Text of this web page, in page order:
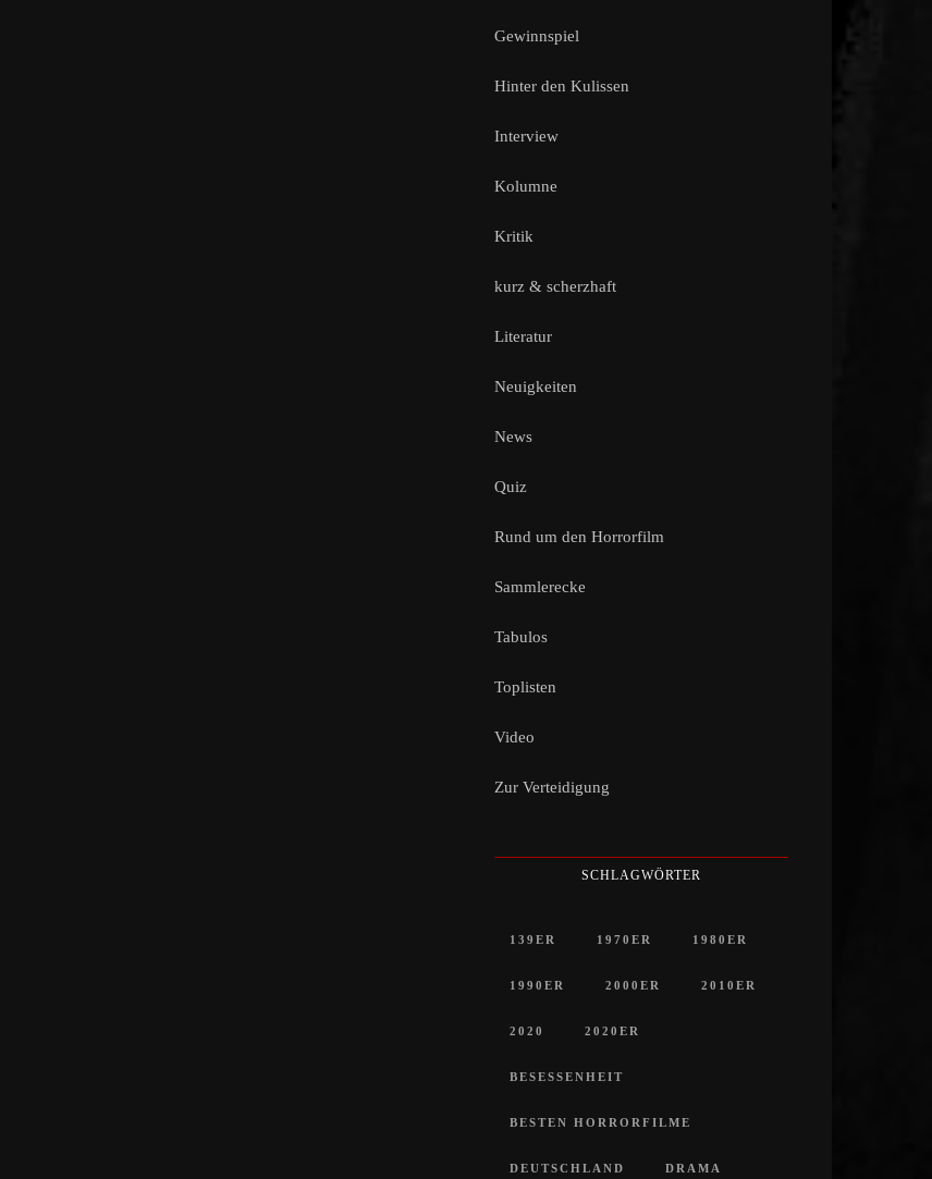
Gewinnspiel
Hinter den Kulissen
Interview
Kolumne
Kritik
kurz & scherzhaft
Literatur
Neuigkeiten
News
Quiz
Rund um den Horrorfilm
Sammlerecke
Tabulos
Toplisten
Video
Zur Verteidigung
SCHLAGWÖRTER
139ER 1970ER 1980ER
1990ER 2000ER 2010ER
2020 2020ER
BESESSENHEIT
BESTEN HORRORFILME
DEUTSCHLAND DRAMA